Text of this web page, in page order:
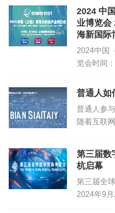
入表条件
要成为数据资产并入表，这些
件：
企业过去交易或事项形成：
交易或事项形成的。
由合法企业拥有或控制 ：数
或控制，这意味着企业对其
预期会给企业带来经济利益
成本或价值能够可靠计量：
护和使用数据资产所花费的
经济价值。
2024 中
业博览会
海新国际
2024中国
览会时间
新强基，
普通人如
普通人参
随着互联
程、数据
技能，这
第三届数
杭启幕
第三届全
2024年9